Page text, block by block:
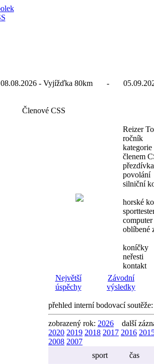
08.08.2026 - Vyjížďka 80km -
Členové CSS
Reizer
ročník
kategorie
členem
přezdívka
povolání
silniční
horské
computer
oblíbené
koníčky
neřesti
kontakt
Největší
úspěchy
Závodní
výsledky
přehled interní bodovací
zobrazený rok: 2026 další
2020 2019 2018 2017 2016
2008 2007
sport
čas